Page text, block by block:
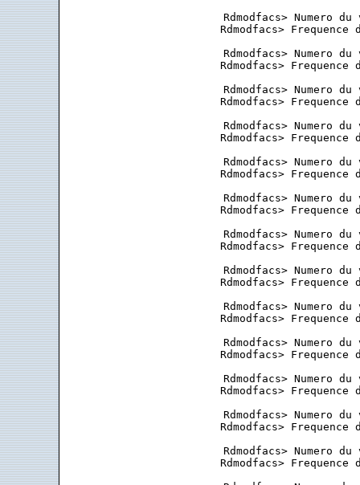
Rdmodfacs> Numero
Rdmodfacs>
Rdmodfacs> Numero
Rdmodfacs>
Rdmodfacs> Numero
Rdmodfacs>
Rdmodfacs> Numero
Rdmodfacs>
Rdmodfacs> Numero
Rdmodfacs>
Rdmodfacs> Numero
Rdmodfacs>
Rdmodfacs> Numero
Rdmodfacs>
Rdmodfacs> Numero
Rdmodfacs>
Rdmodfacs> Numero
Rdmodfacs>
Rdmodfacs> Numero
Rdmodfacs>
Rdmodfacs> Numero
Rdmodfacs>
Rdmodfacs> Numero
Rdmodfacs>
Rdmodfacs> Numero
Rdmodfacs>